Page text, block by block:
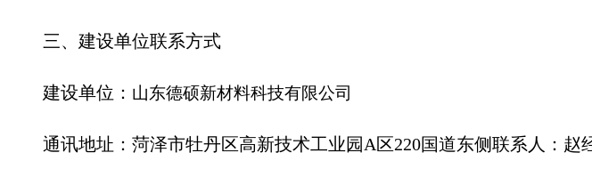
三、建设单位联系方式
建设单位： 山东德硕新材料科技有限公司
通讯地址： 菏泽市牡丹区高新技术工业园A区220国道东侧联系人：赵